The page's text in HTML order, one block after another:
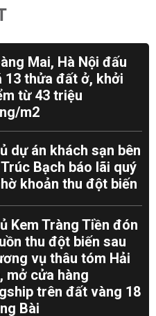
Mai, Hà Nội đấu
13 thửa đất ở, khởi
từ 43 triệu
m2
dự án khách sạn bên
Bạch báo lãi quý
khoản thu đột biến
Kem Tràng Tiền đón
thu đột biến sau
vụ thâu tóm Hải
mở cửa hàng
trên đất vàng 18
Bài